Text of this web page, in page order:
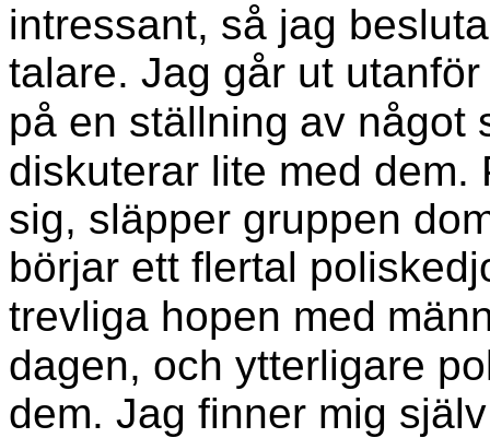
intressant, så jag
talare. Jag går ut
på en ställning av något
diskuterar lite med dem.
sig, släpper gruppen
börjar ett flertal
trevliga hopen med
dagen, och ytterligare
dem. Jag finner mig